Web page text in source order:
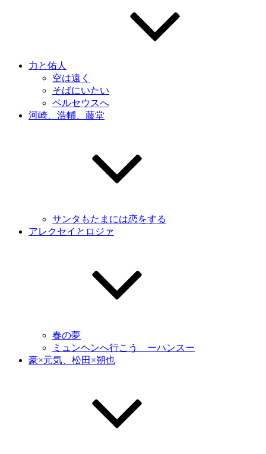
力と佑人
空は遠く
そばにいたい
ペルセウスへ
河崎、浩輔、藤堂
サンタもたまには恋をする
アレクセイとロジァ
春の夢
ミュンヘンへ行こう ーハンスー
豪×元気、松田×朔也